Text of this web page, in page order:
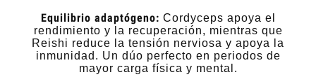
Equilibrio adaptógeno: Cordyceps apoya el
rendimiento y la recuperación, mientras que
Reishi reduce la tensión nerviosa y apoya la
inmunidad. Un dúo perfecto en periodos de
mayor carga física y mental.